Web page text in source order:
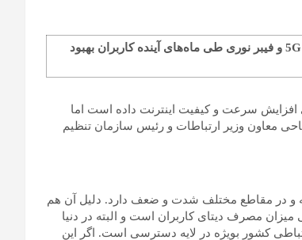
ئیس سازمان تنظیم مقررات و ارتباطات رادیویی می‌گوید با توسعه اینترنت 5G و فیبر نوری طی ماه‌های آینده کاربران بهبود
افزایش سرعت و کیفیت اینترنت داده است اما
معاون وزیر ارتباطات و رئیس سازمان تنظیم
و در مقاطع مختلف شدت و ضعف دارد. دلیل آن هم
مصرف دیتای کاربران است و البته در دنیا
کشور بویژه در لایه دسترسی است. اگر این